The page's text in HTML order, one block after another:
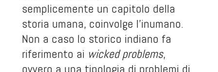
semplicemente un capitolo della
storia umana, coinvolge l’inumano.
Non a caso lo storico indiano fa
riferimento ai wicked problems,